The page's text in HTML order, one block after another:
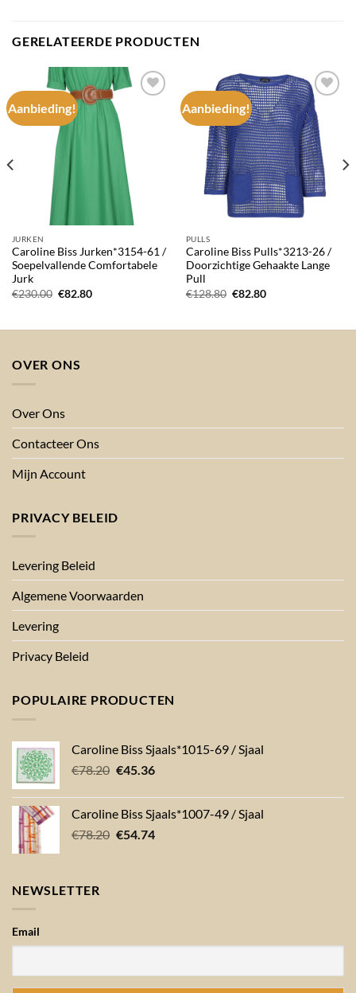
GERELATEERDE PRODUCTEN
Aanbieding!
JURKEN
Caroline Biss Jurken*3154-61 /
Soepelvallende Comfortabele
Jurk
€230.00 Oorspronkelijke
€82.80Huidige
Aanbieding!
Add to
wishlist
PULLS
Caroline Biss Pulls*3213-26 /
Doorzichtige Gehaakte Lange
Pull
€128.80 Oorspronkelijke
€82.80Huidige
OVER ONS
Over Ons
Contacteer Ons
Mijn Account
PRIVACY BELEID
Levering Beleid
Algemene Voorwaarden
Levering
Privacy Beleid
POPULAIRE PRODUCTEN
Caroline Biss Sjaals*1015-69 / Sjaal
€78.20 Oorspronkelijke
was:
€78.20.
€45.36Huidige
is:
€45.36.
Caroline Biss Sjaals*1007-49 / Sjaal
€78.20 Oorspronkelijke
€54.74Huidige
NEWSLETTER
Email